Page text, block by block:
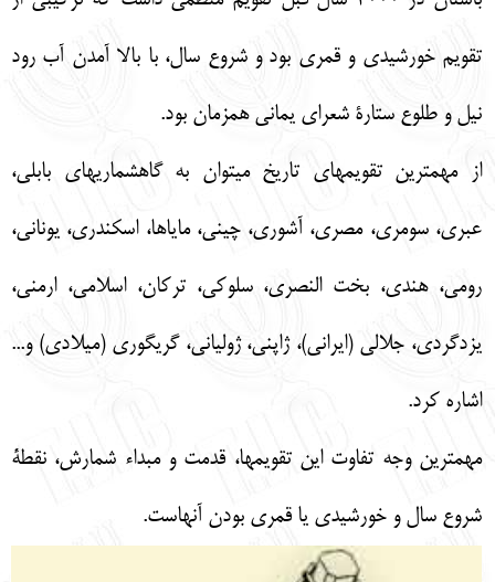
تقويم خورشيدي و قمري بود و شروع سال، با بالا آمدن آب رود
نيل و طلوع ستارة شعراي يماني همزمان بود.
از مهمترين تقويمهاي تاريخ ميتوان به گاهشماريهاي بابلي،
عبري، سومري، مصري، آشوري، چيني، ماياها، اسكندري، يوناني،
رومي، هندي، بخت النصري، سلوكي، تركان، اسلامي، ارمني،
يزدگردي، جلالي (ايراني)، ژاپني، ژولياني، گريگوري (ميلادي) و...
اشاره كرد.
مهمترين وجه تفاوت اين تقويمها، قدمت و مبداء شمارش، نقطة
شروع سال و خورشيدي يا قمري بودن آنهاست.